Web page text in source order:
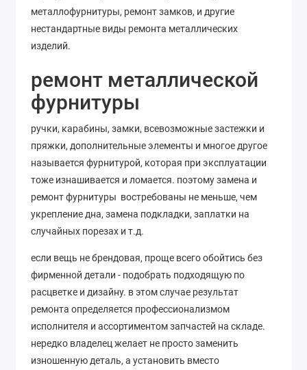
металлофурнитуры, ремонт замков, и другие
нестандартные виды ремонта металлических
изделий.
ремонт металлической
фурнитуры
ручки, карабины, замки, всевозможные застежки и
пряжки, дополнительные элементы и многое другое
называется фурнитурой, которая при эксплуатации
тоже изнашивается и ломается. поэтому замена и
ремонт фурнитуры востребованы не меньше, чем
укрепление дна, замена подкладки, заплатки на
случайных порезах и т.д.
если вещь не брендовая, проще всего обойтись без
фирменной детали - подобрать подходящую по
расцветке и дизайну. в этом случае результат
ремонта определяется профессионализмом
исполнителя и ассортиментом запчастей на складе.
нередко владелец желает не просто заменить
изношенную деталь, а установить вместо